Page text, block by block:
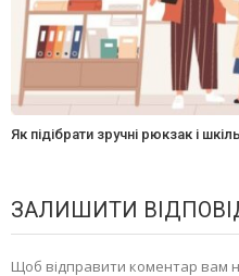
Як підібрати зручні рюкзак і
ЗАЛИШИТИ
Щоб відправити коментар вам